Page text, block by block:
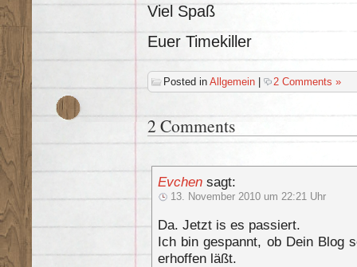
Viel Spaß
Euer Timekiller
Posted in Allgemein | 2 Comments »
2 Comments
Evchen sagt:
13. November 2010 um 22:21 Uhr
Da. Jetzt is es passiert.
Ich bin gespannt, ob Dein Blog
erhoffen läßt.